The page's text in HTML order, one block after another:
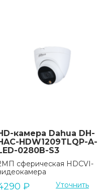
камера Dahua DH-
HDW1209TLQP-A-
0280B-S3
сферическая HDCVI-
₽ Уточнить